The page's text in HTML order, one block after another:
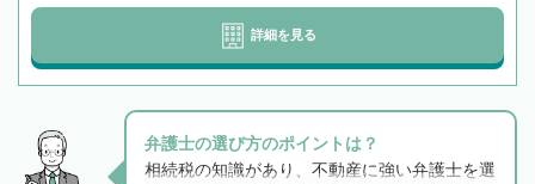
詳細を見る
弁護士の選び方のポイントは？
相続税の知識があり、不動産に強い弁護士を選